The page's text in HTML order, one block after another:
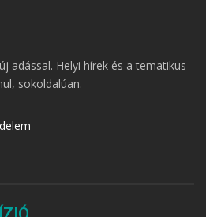
adással. Helyi hírek és a tematikus
sokoldalúan.